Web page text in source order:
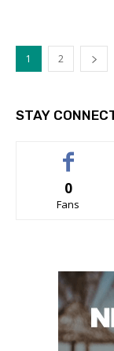
1 2
STAY
0
Fans